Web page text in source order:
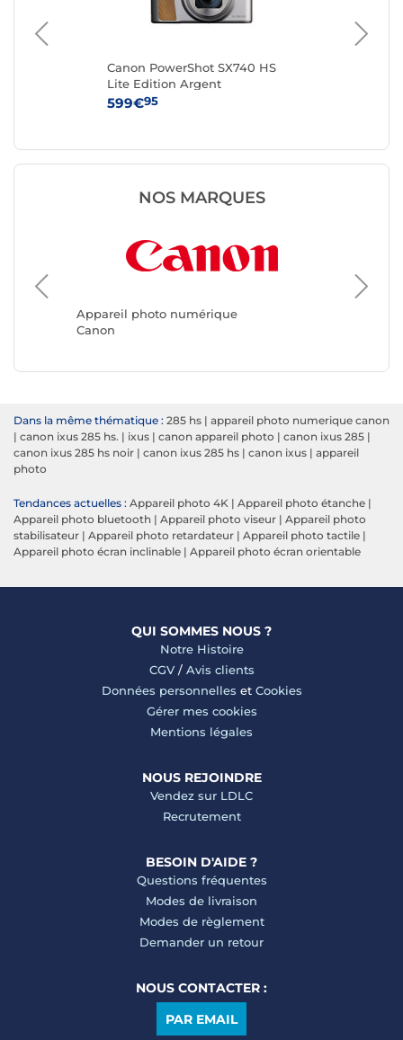
Canon PowerShot SX740 HS
Lite Edition Argent
599€95
NOS MARQUES
Appareil photo numérique
Canon
Kodak
Dans la même thématique : 285 hs | appareil photo numerique canon
| canon ixus 285 hs. | ixus | canon appareil photo | canon ixus 285 |
canon ixus 285 hs noir | canon ixus 285 hs | canon ixus | appareil
photo
Tendances actuelles : Appareil photo 4K | Appareil photo étanche |
Appareil photo bluetooth | Appareil photo viseur | Appareil photo
stabilisateur | Appareil photo retardateur | Appareil photo tactile |
Appareil photo écran inclinable | Appareil photo écran orientable
QUI SOMMES NOUS ?
Notre Histoire
CGV/ Avis clients
Données personnelles et Cookies
Gérer mes cookies
Mentions légales
NOUS REJOINDRE
Vendez sur LDLC
Recrutement
BESOIN D'AIDE ?
Questions fréquentes
Modes de livraison
Modes de règlement
Demander un retour
NOUS CONTACTER :
PAR EMAIL